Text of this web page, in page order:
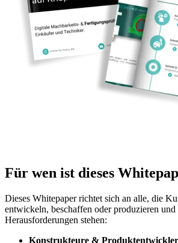
Für wen ist dieses
Dieses Whitepaper richtet sich an alle, die
entwickeln, beschaffen oder produzieren
Herausforderungen stehen:
Konstrukteure &